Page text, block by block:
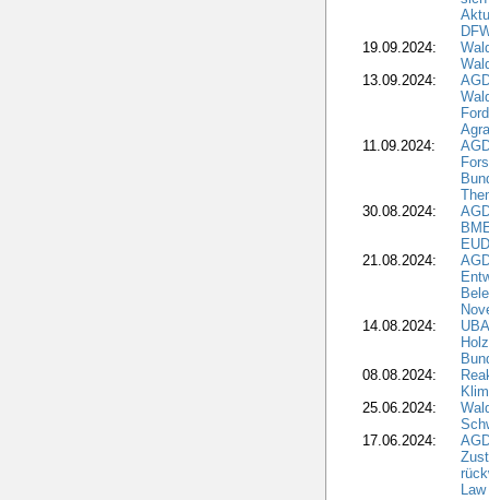
19.09.2024:
13.09.2024:
11.09.2024:
30.08.2024:
21.08.2024:
14.08.2024:
08.08.2024:
25.06.2024:
17.06.2024: